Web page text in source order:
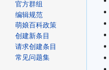
官方群组
编辑规范
萌娘百科政策
创建新条目
请求创建条目
常见问题集